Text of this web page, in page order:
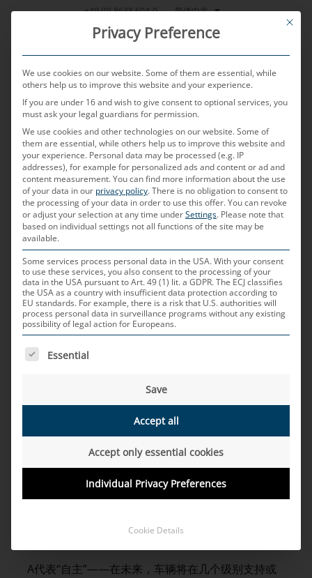
+49 (0) 8638 604-0 简体中文
MENU
POSTED ON2023年12月18日 BYWOLFGANG REITSAMER
C.A.S.E
C.A.S.E代表“联网”、“自主”、“共享”和“电动”，描述了
汽车行业的四大趋势。这四种趋势都将对汽车工业和
未来的出行产生持久的影响。许多影响因素构成了这
些趋势的基础：驾驶员期望他们的车辆具有与智能手
机相同的功能。雷达、激光雷达或摄像头系统等现代
创新技术可以减轻驾驶员在驾驶时的负担，甚至可以
完全接管车辆控制。人口越来越稠密的大都市意味着
停车空间越来越少，因此共享车辆很有意义。最后，
动汽车作为解决更多二氧化碳中和和气候保护问题的
一部分。原则上，所有四个C.A.S.E.领域是密切相关
C.A.S.E.各个方面的解释：
C代表“联网”——未来的汽车与其他车辆、人员和基
础设施进行通信。这为未来的许多应用奠定了基础，
A代表“自主”——在未来，车辆将在几个级别支持或
This
Privacy Preference
We use cookies on our website. Some of them are essential, while
others help us to improve this website and your experience.
If you are under 16 and wish to give consent to optional services, you
must ask your legal guardians for permission.
We use cookies and other technologies on our website. Some of
them are essential, while others help us to improve this website and
your experience. Personal data may be processed (e.g. IP
addresses), for example for personalized ads and content or ad and
content measurement.You can find more information about the use
of your data in our privacy policy.There is no obligation to consent to
the processing of your data in order to use this offer.You can revoke
or adjust your selection at any time underSettings. Please note that
based on individual settings not all functions of the site may be
available.
Some services process personal data in the USA. With your consent
to use these services, you also consent to the processing of your
data in the USA pursuant to Art. 49 (1) lit. a GDPR. The ECJ classifies
the USA as a country with insufficient data protection according to
EU standards. For example, there is a risk that U.S. authorities will
process personal data in surveillance programs without any existing
possibility of legal action for Europeans.
THE FOLLOWING IS A LIST OF SERVICE GROUPS FOR
Essential
Save
Accept all
Accept only essential cookies
Individual Privacy Preferences
Cookie Details